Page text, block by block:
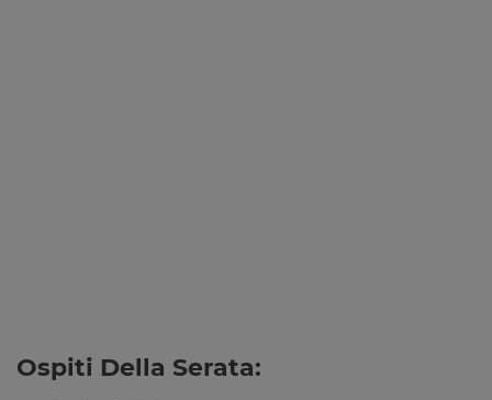
Ospiti Della Serata: